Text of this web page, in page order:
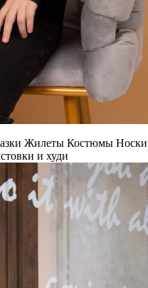
Жилеты Костюмы Носки
и худи